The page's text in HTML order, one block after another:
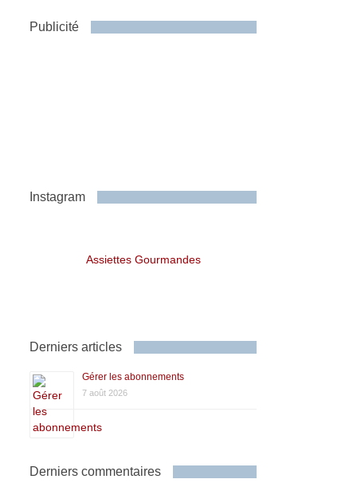
Publicité
Instagram
Assiettes Gourmandes
Derniers articles
Gérer les abonnements
7 août 2026
Derniers commentaires